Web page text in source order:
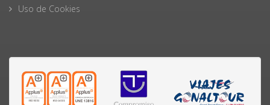
Uso de Cookies